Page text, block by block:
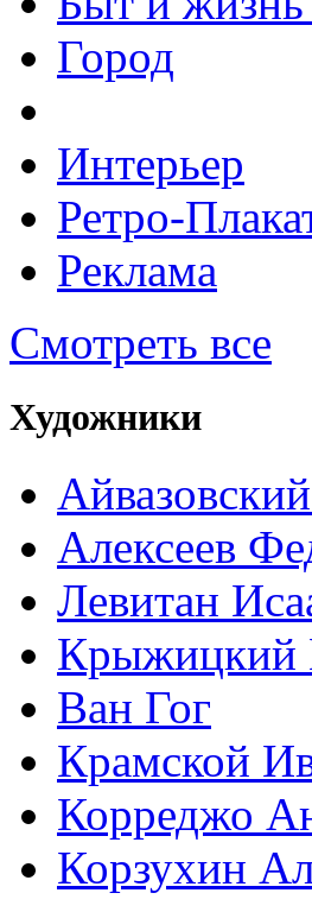
Город
Интерьер
Ретро-
Реклама
Смотреть все
Художники
Алексеев
Левитан
Крыжицкий
Ван Гог
Крамской
Корреджо
Корзухин